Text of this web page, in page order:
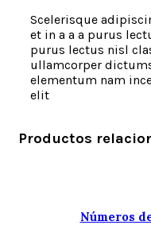
Scelerisque
et in a a a purus
purus lectus nisl
ullamcorper
elementum nam
elit
Productos
Números